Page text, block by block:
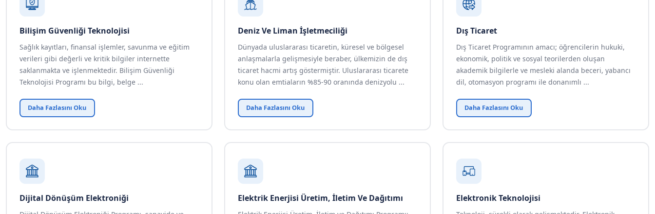
Bilişim Güvenliği Teknolojisi
Sağlık kayıtları, finansal işlemler, savunma ve eğitim
verileri gibi değerli ve kritik bilgiler internette
saklanmakta ve işlenmektedir. Bilişim Güvenliği
Teknolojisi Programı bu bilgi, belge ...
Daha Fazlasını Oku
Deniz Ve Liman İşletmeciliği
Dünyada uluslararası ticaretin, küresel ve bölgesel
anlaşmalarla gelişmesiyle beraber, ülkemizin de dış
ticaret hacmi artış göstermiştir. Uluslararası ticarete
konu olan emtiaların %85-90 oranında denizyolu ...
Daha Fazlasını Oku
Dış Ticaret
Dış Ticaret Programının amacı; öğrencilerin hukuki,
ekonomik, politik ve sosyal teorilerden oluşan
akademik bilgilerle ve mesleki alanda beceri, yabancı
dil, otomasyon programı ile donanımlı ...
Daha Fazlasını Oku
Dijital Dönüşüm Elektroniği Elektrik Enerjisi Üretim, İletim Ve Dağıtımı Elektronik Teknolojisi